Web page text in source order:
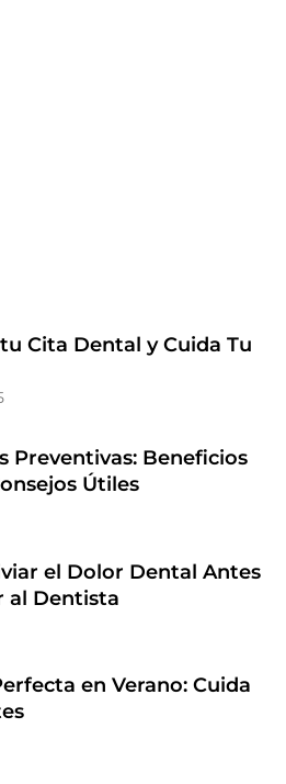
tu Cita Dental y Cuida Tu
Preventivas: Beneficios
Útiles
el Dolor Dental Antes
al Dentista
en Verano: Cuida